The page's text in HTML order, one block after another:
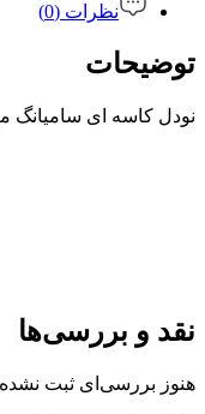
نظرات (0)
توضیحات
نودل کاسه ای سامیانگ
نقد و بررسی‌ها
هنوز بررسی‌ای ثبت